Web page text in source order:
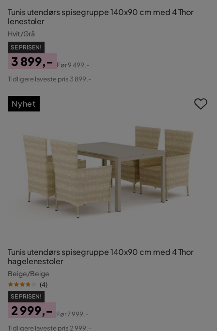
Tunis utendørs spisegruppe 140x90 cm med 4 Thor
lenestoler
Hvit/Grå
SE PRISEN!
Pris
3 899,-
Original
Før9 499,-
Tidligere laveste pris 3 899,-
Tunis utendørs spisegruppe 140x90 cm med 4 Thor
hagelenestoler
Beige/Beige
(4)
SE PRISEN!
Pris
2 999,-
Original
Før7 999,-
Tidligere laveste pris 2 999,-
Nyhet